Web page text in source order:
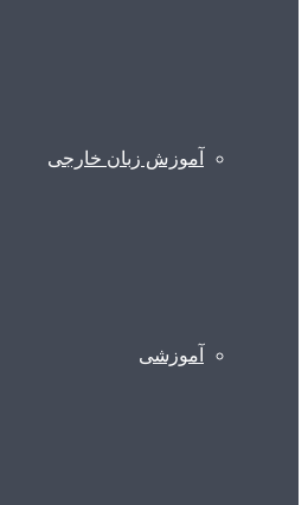
آموزش زبان خارجی
آموزشی